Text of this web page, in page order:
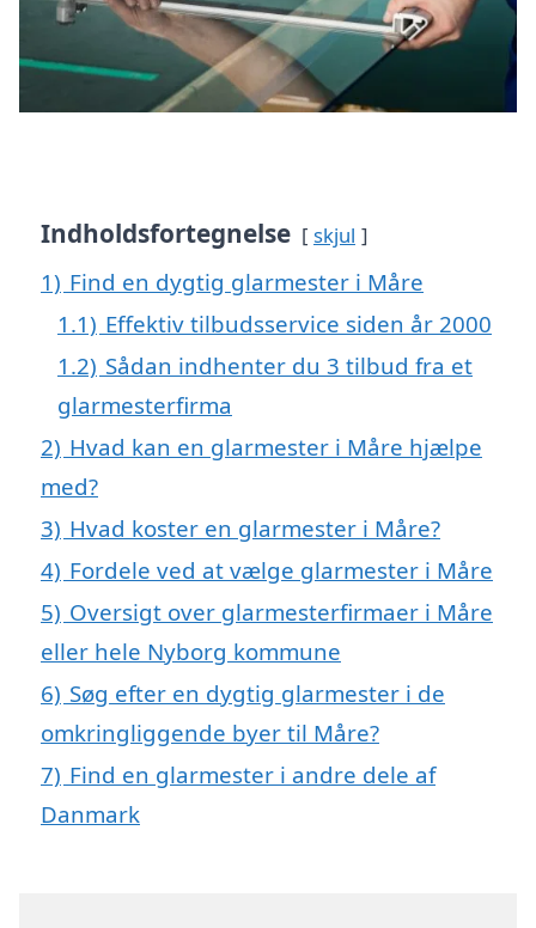
Indholdsfortegnelse skjul
1) Find en dygtig glarmester i Måre
1.1) Effektiv tilbudsservice siden år 2000
1.2) Sådan indhenter du 3 tilbud fra et
glarmesterfirma
2) Hvad kan en glarmester i Måre hjælpe
med?
3) Hvad koster en glarmester i Måre?
4) Fordele ved at vælge glarmester i Måre
5) Oversigt over glarmesterfirmaer i Måre
eller hele Nyborg kommune
6) Søg efter en dygtig glarmester i de
omkringliggende byer til Måre?
7) Find en glarmester i andre dele af
Danmark